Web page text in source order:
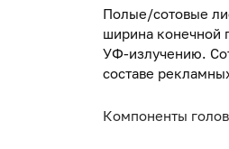
Полые/сотовые
ширина конечной
УФ-излучению.
составе
Компоненты